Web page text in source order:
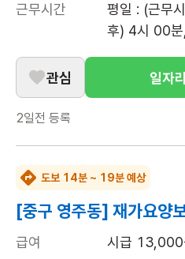
근무시간
평일 : (근무
후) 4시 00
관심 일자
2일전 등록
도보 14분 ~ 19분 예상
[중구 영주동] 재가요양
급여
시급 13,000